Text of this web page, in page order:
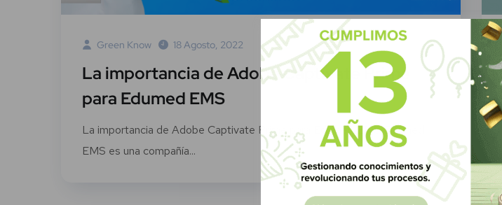
Green Know 18 Agosto, 2022
La importancia de Adobe Captivate Prime
para Edumed EMS
La importancia de Adobe Captivate Prime para Edumed EMS Edumed
EMS es una compañía...